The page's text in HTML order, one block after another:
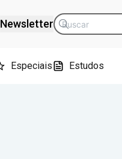
Newsletter
Especiais Estudos